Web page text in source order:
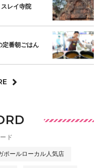
レイ寺院
定番朝ごはん
ド
ポールローカル人気店